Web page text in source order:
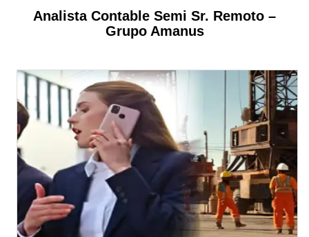
Analista Contable Semi Sr. Remoto –
Grupo Amanus